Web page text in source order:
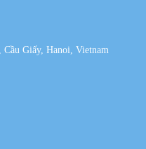
Giấy, Hanoi, Vietnam